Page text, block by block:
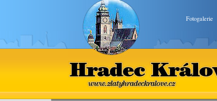
Fotogalerie
Hradec Králové
www.zlatyhradeckralove.cz